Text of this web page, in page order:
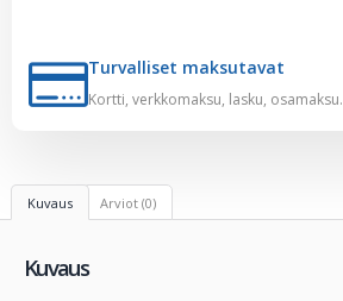
Turvalliset maksutavat
Kortti, verkkomaksu, lasku, osamaksu.
Kuvaus Arviot (0)
Kuvaus